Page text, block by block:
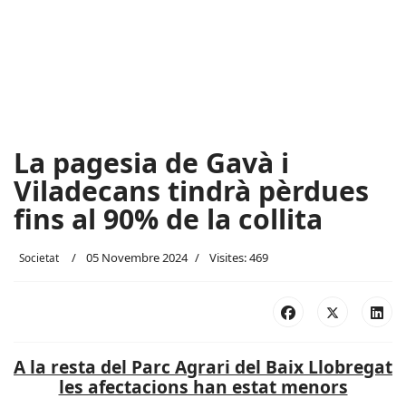
La pagesia de Gavà i
Viladecans tindrà pèrdues
fins al 90% de la collita
Societat 05 Novembre 2024 Visites: 469
A la resta del Parc Agrari del Baix Llobregat
les afectacions han estat menors